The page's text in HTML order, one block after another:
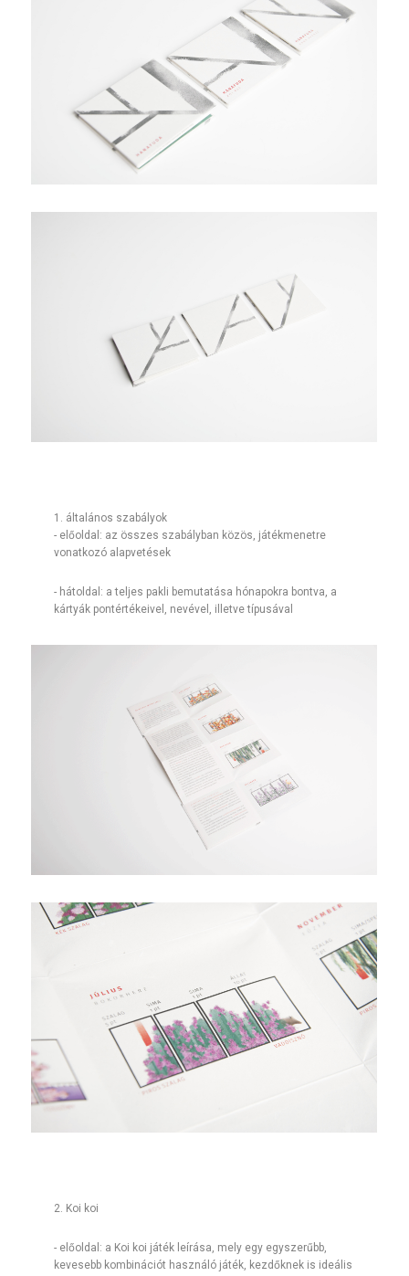
​1. általános szabályok
- előoldal: az összes szabályban közös, játékmenetre
vonatkozó alapvetések​
- hátoldal: a teljes pakli bemutatása hónapokra bontva, a
kártyák pontértékeivel, nevével, illetve típusával
​​2. Koi koi
- előoldal: a Koi koi játék leírása, mely egy egyszerűbb,
kevesebb kombinációt használó játék, kezdőknek is ideális